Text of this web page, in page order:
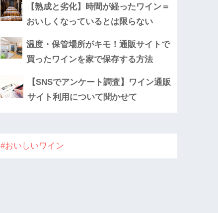
【熟成と劣化】時間が経ったワイン＝
おいしくなっているとは限らない
温度・保管場所がキモ！通販サイトで
買ったワインを家で保存する方法
【SNSでアンケート調査】ワイン通販
サイト利用について聞かせて
#おいしいワイン